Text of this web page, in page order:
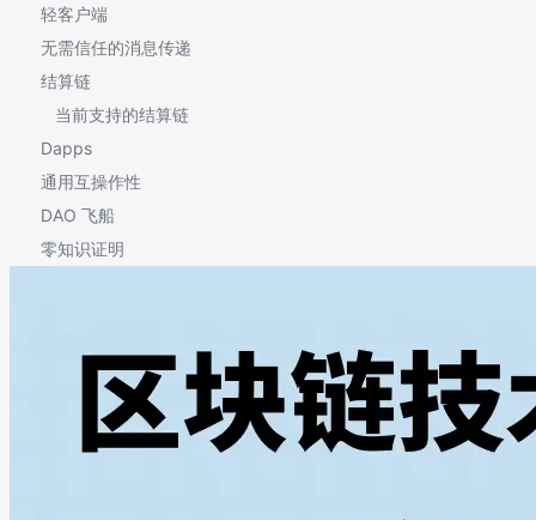
轻客户端
无需信任的消息传递
结算链
当前支持的结算链
Dapps
通用互操作性
DAO 飞船
零知识证明